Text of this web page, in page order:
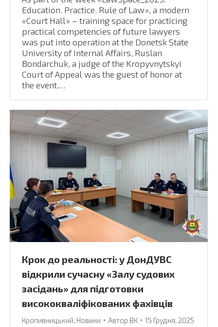
Education. Practice. Rule of Law», a modern
«Court Hall» – training space for practicing
practical competencies of future lawyers
was put into operation at the Donetsk State
University of Internal Affairs, Ruslan
Bondarchuk, a judge of the Kropyvnytskyi
Court of Appeal was the guest of honor at
the event.…
Крок до реальності: у ДонДУВС
відкрили сучасну «Залу судових
засідань» для підготовки
висококваліфікованих фахівців
Кропивницький, Новини Автор ВК 15 Грудня, 2025